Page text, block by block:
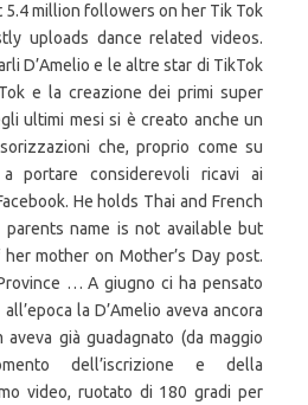
5.4 million followers on her Tik Tok
uploads dance related videos.
D’Amelio e le altre star di TikTok
e la creazione dei primi super
ultimi mesi si è creato anche un
che, proprio come su
portare considerevoli ricavi ai
He holds Thai and French
parents name is not available but
mother on Mother’s Day post.
… A giugno ci ha pensato
la D’Amelio aveva ancora
già guadagnato (da maggio
dell’iscrizione e della
video, ruotato di 180 gradi per